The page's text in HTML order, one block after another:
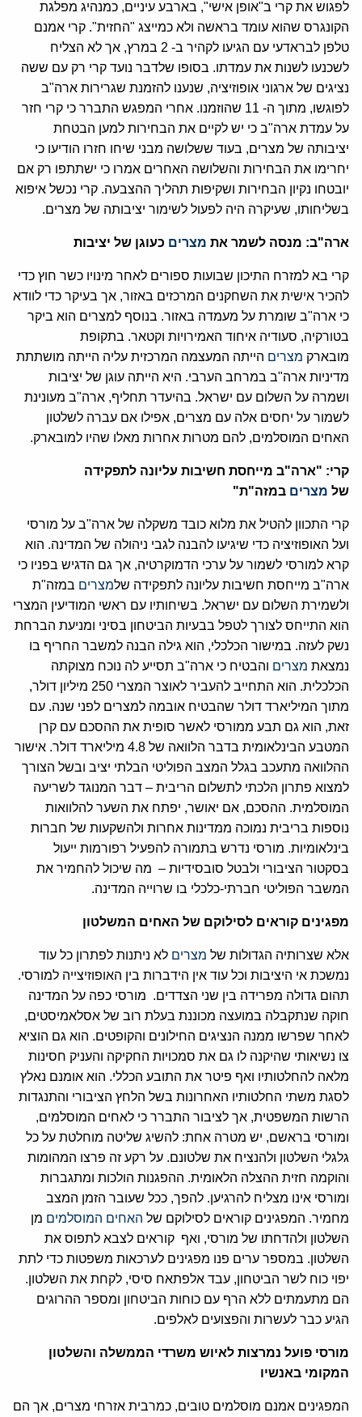
לפגוש את קרי ב"אופן אישי", בארבע עיניים, כמנהיג מפלגת
הקונגרס שהוא עומד בראשה ולא כמייצג "החזית". קרי אמנם
טלפן לבראדעי עם הגיעו לקהיר ב- 2 במרץ, אך לא הצליח
לשכנעו לשנות את עמדתו. בסופו שלדבר נועד קרי רק עם ששה
נציגים של ארגוני אופוזיציה, שנענו להזמנת שגרירות ארה"ב
לפוגשו, מתוך ה- 11 שהוזמנו. אחרי המפגש התברר כי קרי חזר
על עמדת ארה"ב כי יש לקיים את הבחירות למען הבטחת
יציבותה של מצרים, בעוד ששלושה מבני שיחו חזרו הודיעו כי
יחרימו את הבחירות והשלושה האחרים אמרו כי ישתתפו רק אם
יובטחו נקיון הבחירות ושקיפות תהליך ההצבעה. קרי נכשל איפוא
בשליחותו, שעיקרה היה לפעול לשימור יציבותה של מצרים.
ארה"ב: מנסה לשמר את מצרים כעוגן של יציבות
קרי בא למזרח התיכון שבועות ספורים לאחר מינויו כשר חוץ כדי
להכיר אישית את השחקנים המרכזים באזור, אך בעיקר כדי לוודא
כי ארה"ב שומרת על מעמדה באזור. בנוסף למצרים הוא ביקר
בטורקיה, סעודיה איחוד האמירויות וקטאר. בתקופת
מובארק מצרים הייתה המעצמה המרכזית עליה הייתה מושתתת
מדיניות ארה"ב במרחב הערבי. היא הייתה עוגן של יציבות
ושמרה על השלום עם ישראל. בהיעדר תחליף, ארה"ב מעונינת
לשמור על יחסים אלה עם מצרים, אפילו אם עברה לשלטון
האחים המוסלמים, להם מטרות אחרות מאלו שהיו למובארק.
קרי: "ארה"ב מייחסת חשיבות עליונה לתפקידה
של מצרים במזה"ת"
קרי התכוון להטיל את מלוא כובד משקלה של ארה"ב על מורסי
ועל האופוזיציה כדי שיגיעו להבנה לגבי ניהולה של המדינה. הוא
קרא למורסי לשמור על ערכי הדמוקרטיה, אך גם הדגיש בפניו כי
ארה"ב מייחסת חשיבות עליונה לתפקידה שלמצרים במזה"ת
ולשמירת השלום עם ישראל. בשיחותיו עם ראשי המודיעין המצרי
הוא התייחס לצורך לטפל בבעיות הביטחון בסיני ומניעת הברחת
נשק לעזה. במישור הכלכלי, הוא גילה הבנה למשבר החריף בו
נמצאת מצרים והבטיח כי ארה"ב תסייע לה נוכח מצוקתה
הכלכלית. הוא התחייב להעביר לאוצר המצרי 250 מיליון דולר,
מתוך המיליארד דולר שהבטיח אובמה למצרים לפני שנה. עם
זאת, הוא גם תבע ממורסי לאשר סופית את ההסכם עם קרן
המטבע הבינלאומית בדבר הלוואה של 4.8 מיליארד דולר. אישור
ההלוואה מתעכב בגלל המצב הפוליטי הבלתי יציב ובשל הצורך
למצוא פתרון הלכתי לתשלום הריבית – דבר המנוגד לשריעה
המוסלמית. ההסכם, אם יאושר, יפתח את השער להלוואות
נוספות בריבית נמוכה ממדינות אחרות ולהשקעות של חברות
בינלאומיות. מורסי נדרש בתמורה להפעיל רפורמות ייעול
בסקטור הציבורי ולבטל סובסידיות – מה שיכול להחמיר את
המשבר הפוליטי חברתי-כלכלי בו שרוייה המדינה.
מפגינים קוראים לסילוקם של האחים המשלטון
אלא שצרותיה הגדולות של מצרים לא ניתנות לפתרון כל עוד
נמשכת אי היציבות וכל עוד אין הידברות בין האופוזיצייה למורסי.
תהום גדולה מפרידה בין שני הצדדים. מורסי כפה על המדינה
חוקה שנתקבלה במועצה מכוננת בעלת רוב של אסלאמיסטים,
לאחר שפרשו ממנה הנציגים החילונים והקופטים. הוא גם הוציא
צו נשיאותי שהיקנה לו גם את סמכויות החקיקה והעניק חסינות
מלאה להחלטותיו ואף פיטר את התובע הכללי. הוא אומנם נאלץ
לסגת משתי החלטותיו האחרונות בשל הלחץ הציבורי והתנגדות
הרשות המשפטית, אך לציבור התברר כי לאחים המוסלמים,
ומורסי בראשם, יש מטרה אחת: להשיג שליטה מוחלטת על כל
גלגלי השלטון ולהנציח את שלטונם. על רקע זה פרצו המהומות
והוקמה חזית ההצלה הלאומית. ההפגנות הולכות ומתגברות
ומורסי אינו מצליח להרגיען. להפך, ככל שעובר הזמן המצב
מחמיר. המפגינים קוראים לסילוקם של האחים המוסלמים מן
השלטון ולהדחתו של מורסי, ואף קוראים לצבא לתפוס את
השלטון. במספר ערים פנו מפגינים לערכאות משפטות כדי לתת
יפוי כוח לשר הביטחון, עבד אלפתאח סיסי, לקחת את השלטון.
הם מתעמתים ללא הרף עם כוחות הביטחון ומספר ההרוגים
הגיע כבר לעשרות והפצועים לאלפים.
מורסי פועל נמרצות לאיוש משרדי הממשלה והשלטון
המקומי באנשיו
המפגינים אמנם מוסלמים טובים, כמרבית אזרחי מצרים, אך הם